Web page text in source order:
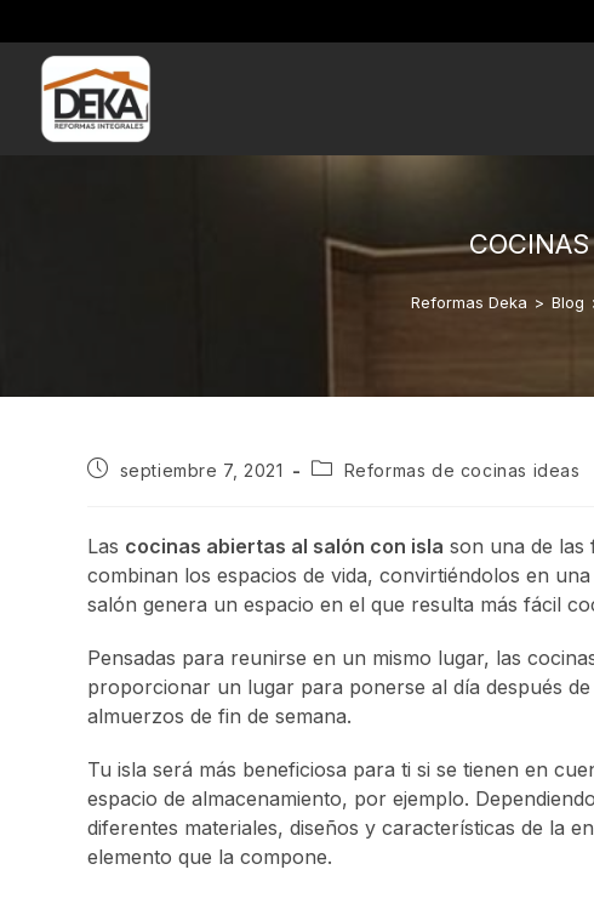
Reformas Deka > Blog
septiembre 7, 2021 Reformas de cocinas ideas
Las cocinas abiertas al salón con isla son una de las
combinan los espacios de vida, convirtiéndolos en
salón genera un espacio en el que resulta más fácil
Pensadas para reunirse en un mismo lugar, las
proporcionar un lugar para ponerse al día después
almuerzos de fin de semana.
Tu isla será más beneficiosa para ti si se tienen en
espacio de almacenamiento, por ejemplo.
diferentes materiales, diseños y características de la
elemento que la compone.